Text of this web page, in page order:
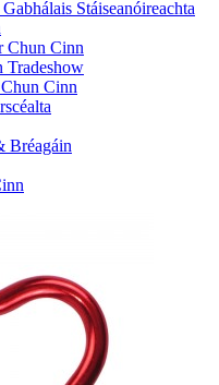
Stáiseanóireachta
Chun Cinn
Tradeshow
Cinn
Bréagáin